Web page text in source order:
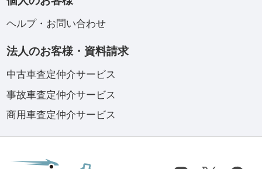
ヘルプ・お問い合わせ
法人のお客様・資料請求
中古車査定仲介サービス
事故車査定仲介サービス
商用車査定仲介サービス